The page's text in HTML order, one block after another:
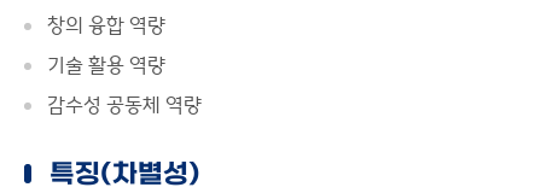
창의 융합 역량
기술 활용 역량
감수성 공동체 역량
특징(차별성)